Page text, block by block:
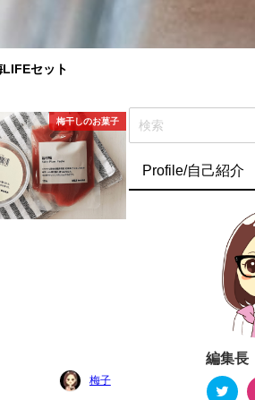
セット
梅干しのお菓子
梅子
Profile/自己紹介
編集